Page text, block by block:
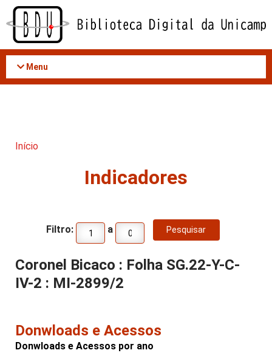
Acessar
conteúdo
Menu
Início
Indicadores
Filtro: a
Coronel Bicaco : Folha SG.22-Y-C-
IV-2 : MI-2899/2
Donwloads e Acessos
Donwloads e Acessos por ano